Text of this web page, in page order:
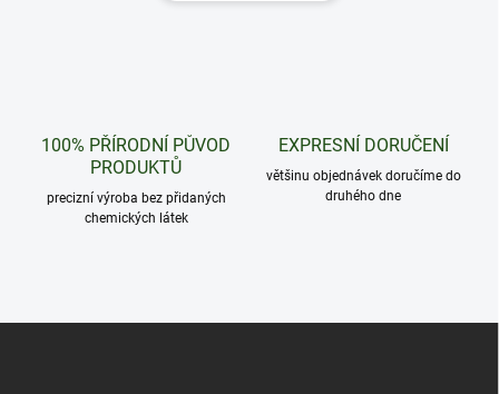
100% PŘÍRODNÍ PŮVOD
PRODUKTŮ
precizní výroba bez přidaných
chemických látek
EXPRESNÍ DORUČENÍ
většinu objednávek doručíme do
druhého dne